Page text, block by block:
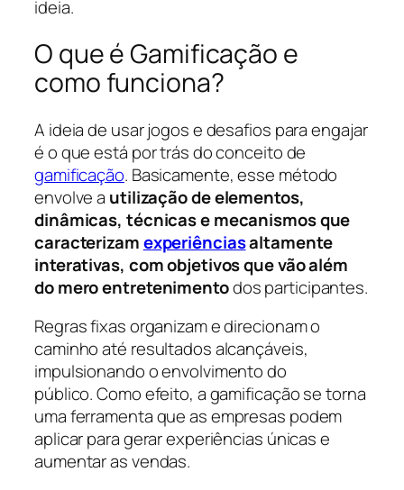
ideia.
O que é Gamificação e
como funciona?
A ideia de usar jogos e desafios para engajar
é o que está por trás do conceito de
gamificação. Basicamente, esse método
envolve a utilização de elementos,
dinâmicas, técnicas e mecanismos que
caracterizamexperiênciasaltamente
interativas, com objetivos que vão além
do mero entretenimentodos participantes.
Regras fixas organizam e direcionam o
caminho até resultados alcançáveis,
impulsionando o envolvimento do
público. Como efeito, a gamificação se torna
uma ferramenta que as empresas podem
aplicar para gerar experiências únicas e
aumentar as vendas.